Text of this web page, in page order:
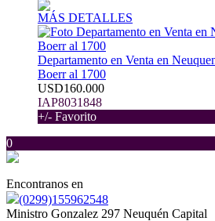
MÁS DETALLES
Departamento en Venta en
Boerr al 1700
USD160.000
IAP8031848
+/- Favorito
0
Encontranos en
(0299)155962548
Ministro Gonzalez 297 Neuquén Capital